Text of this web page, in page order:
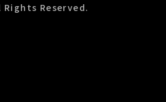
Reserved.